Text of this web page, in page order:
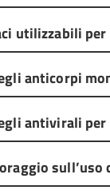
utilizzabili
anticorpi
antivirali per
sull’uso